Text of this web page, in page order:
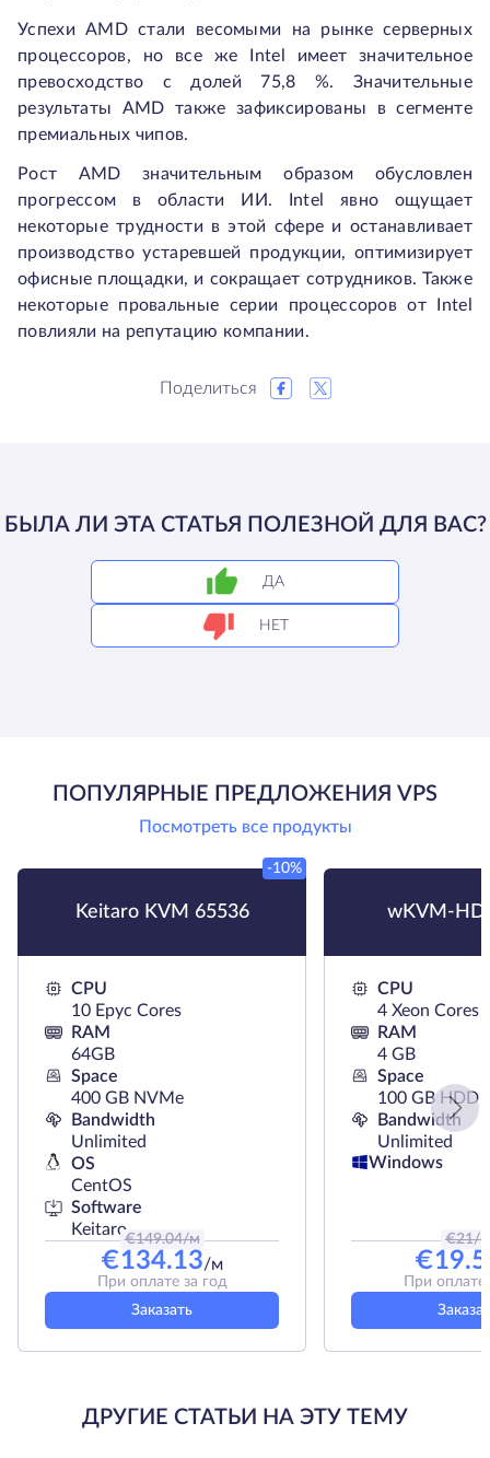
Успехи AMD стали весомыми на рынке серверных
процессоров, но все же Intel имеет значительное
превосходство с долей 75,8 %. Значительные
результаты AMD также зафиксированы в сегменте
премиальных чипов.
Рост AMD значительным образом обусловлен
прогрессом в области ИИ. Intel явно ощущает
некоторые трудности в этой сфере и останавливает
производство устаревшей продукции, оптимизирует
офисные площадки, и сокращает сотрудников. Также
некоторые провальные серии процессоров от Intel
повлияли на репутацию компании.
Поделиться
БЫЛА ЛИ ЭТА СТАТЬЯ ПОЛЕЗНОЙ ДЛЯ ВАС?
ДА
НЕТ
ПОПУЛЯРНЫЕ ПРЕДЛОЖЕНИЯ VPS
Посмотреть все продукты
Keitaro KVM 65536
-10%
CPU
10 Epyc Cores
RAM
64GB
Space
400 GB NVMe
Bandwidth
Unlimited
OS
CentOS
Software
Keitaro
€149.04/м
€134.13/м
При оплате за год
Заказать
wKVM-
CPU
4 Xeon Cores
RAM
4 GB
Space
100 GB HDD
Bandwidth
Unlimited
Windows
€21/м
€
При оплате
ДРУГИЕ СТАТЬИ НА ЭТУ ТЕМУ